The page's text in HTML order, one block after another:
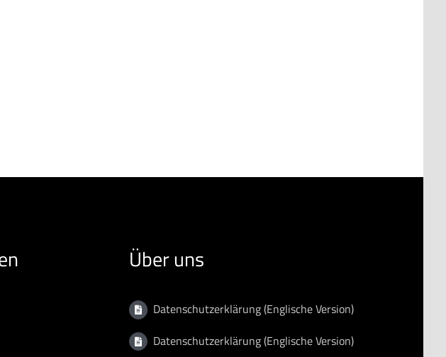
Über uns
Datenschutzerklärung (Englische Version)
Datenschutzerklärung (Englische Version)